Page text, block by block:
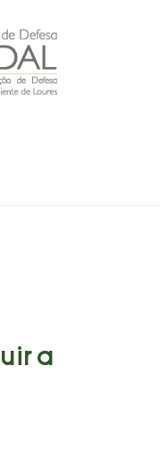
a